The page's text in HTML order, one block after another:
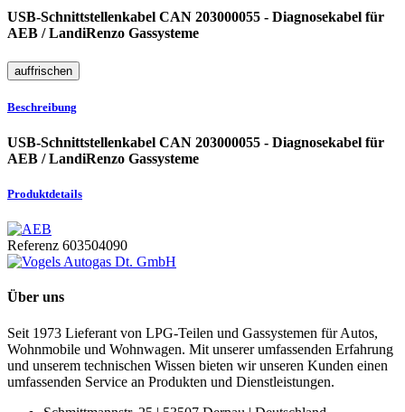
USB-Schnittstellenkabel CAN 203000055 - Diagnosekabel für
AEB / LandiRenzo Gassysteme
Beschreibung
USB-Schnittstellenkabel CAN 203000055 - Diagnosekabel für
AEB / LandiRenzo Gassysteme
Produktdetails
Referenz 603504090
Über uns
Seit 1973 Lieferant von LPG-Teilen und Gassystemen für Autos,
Wohnmobile und Wohnwagen. Mit unserer umfassenden Erfahrung
und unserem technischen Wissen bieten wir unseren Kunden einen
umfassenden Service an Produkten und Dienstleistungen.